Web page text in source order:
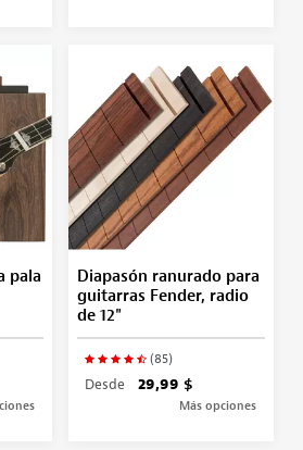
pala
Diapasón ranurado para
guitarras Fender, radio
de 12"
(85)
Desde 29,99 $
Más opciones